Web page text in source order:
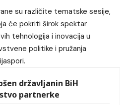
su različite tematske sesije,
će pokriti širok spektar
tehnologija i inovacija u
politike i pružanja
državljanin BiH
partnerke